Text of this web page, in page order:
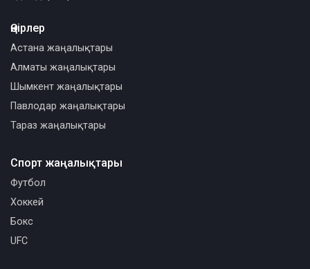
Өңірлер
Астана жаңалықтары
Алматы жаңалықтары
Шымкент жаңалықтары
Павлодар жаңалықтары
Тараз жаңалықтары
Спорт жаңалықтары
Футбол
Хоккей
Бокс
UFC